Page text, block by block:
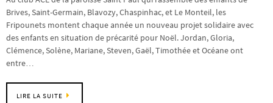
Brives, Saint-Germain, Blavozy, Chaspinhac, et Le Monteil, les
Fripounets montent chaque année un nouveau projet solidaire avec
des enfants en situation de précarité pour Noël. Jordan, Gloria,
Clémence, Solène, Mariane, Steven, Gaël, Timothée et Océane ont
entre…
LIRE LA SUITE